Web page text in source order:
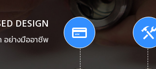
DESIGN
อย่างมืออาชีพ